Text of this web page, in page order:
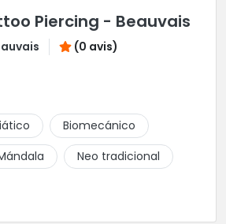
Piercing - Beauvais
(0 avis)
Biomecánico
Neo tradicional